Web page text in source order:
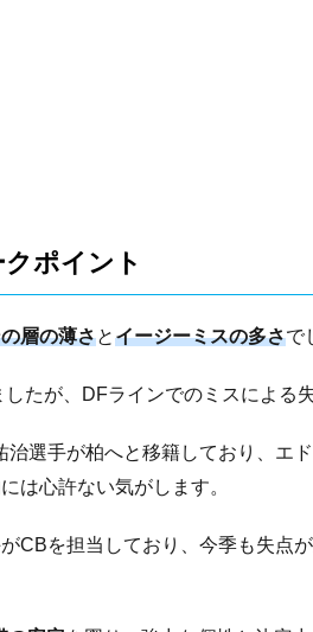
ポイント
層の薄さとイージーミスの多さで
したが、DFラインでのミスによる
選手が柏へと移籍しており、エ
は心許ない気がします。
CBを担当しており、今季も失点